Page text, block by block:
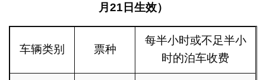
月 21 日生效）
车辆类别 票种
每半小时或不足半小
时的泊车收费